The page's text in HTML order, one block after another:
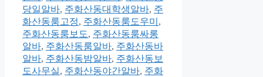
당일알바, 주화산동대학생알바, 주
화산동룸고정, 주화산동룸도우미 ,
주화산동룸보도, 주화산동룸싸롱
알바, 주화산동룸알바, 주화산동바
알바, 주화산동밤알바, 주화산동보
도사무실, 주화산동야간알바, 주화